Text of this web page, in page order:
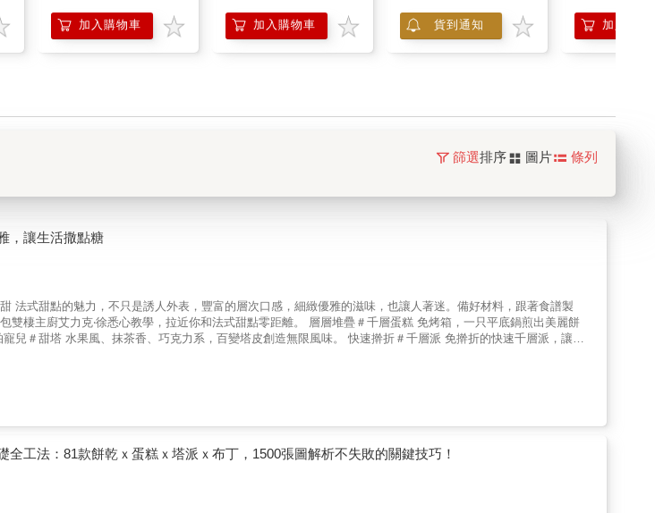
加入購物車 加入購物車 貨到通知 加入購物
篩選排序 圖片 條列
，讓生活撒點糖
著食譜製
悉心教學，拉近你和法式甜點零距離。 層層堆疊＃千層蛋糕 免烤箱，一只平底鍋煎出美麗餅
作的香橙片，人氣點心
全工法：81款餅乾ｘ蛋糕ｘ塔派ｘ布丁，1500張圖解析不失敗的關鍵技巧！